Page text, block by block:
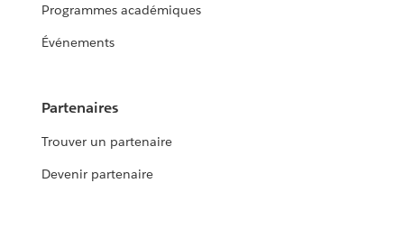
Programmes académiques
Événements
Partenaires
Trouver un partenaire
Devenir partenaire